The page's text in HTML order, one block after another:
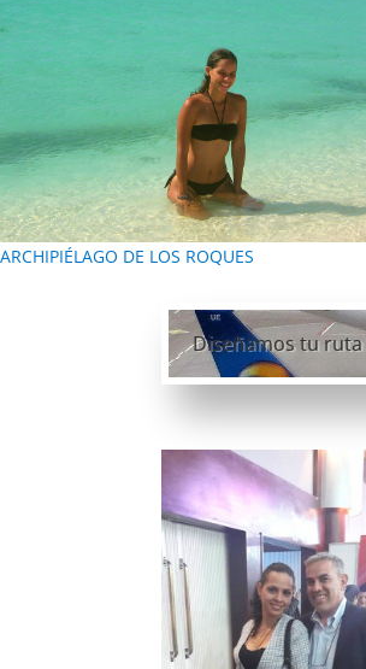
ARCHIPIÉLAGO DE LOS ROQUES
Diseñamos tu ruta